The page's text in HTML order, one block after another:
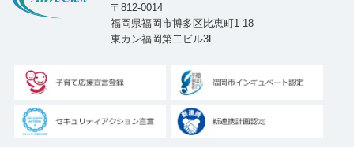
〒812-0014
福岡県福岡市博多区比恵町1-18
東カン福岡第二ビル3F